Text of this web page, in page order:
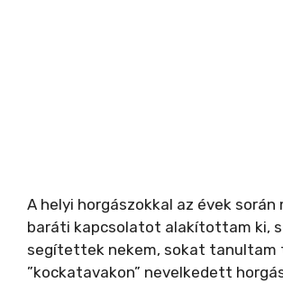
A helyi horgászokkal az évek során
baráti kapcsolatot alakítottam ki,
segítettek nekem, sokat tanultam
”kockatavakon” nevelkedett